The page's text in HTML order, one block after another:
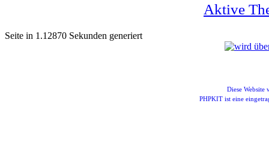
Aktive
Seite in 1.12870 Sekunden generiert
Diese Website
PHPKIT ist eine